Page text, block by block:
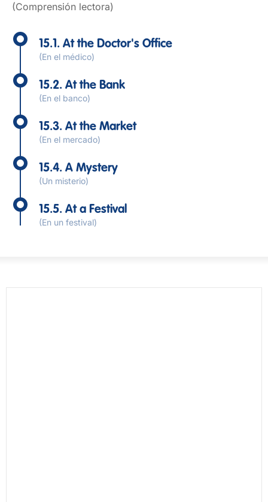
(Comprensión lectora)
15.1. At the Doctor's Office
(En el médico)
15.2. At the Bank
(En el banco)
15.3. At the Market
(En el mercado)
15.4. A Mystery
(Un misterio)
15.5. At a Festival
(En un festival)